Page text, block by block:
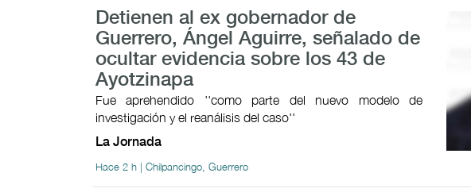
Detienen al ex gobernador de
Guerrero, Ángel Aguirre, señalado de
ocultar evidencia sobre los 43 de
Ayotzinapa
Fue aprehendido ''como parte del nuevo modelo de
investigación y el reanálisis del caso''
La Jornada
Hace 2 h | Chilpancingo, Guerrero